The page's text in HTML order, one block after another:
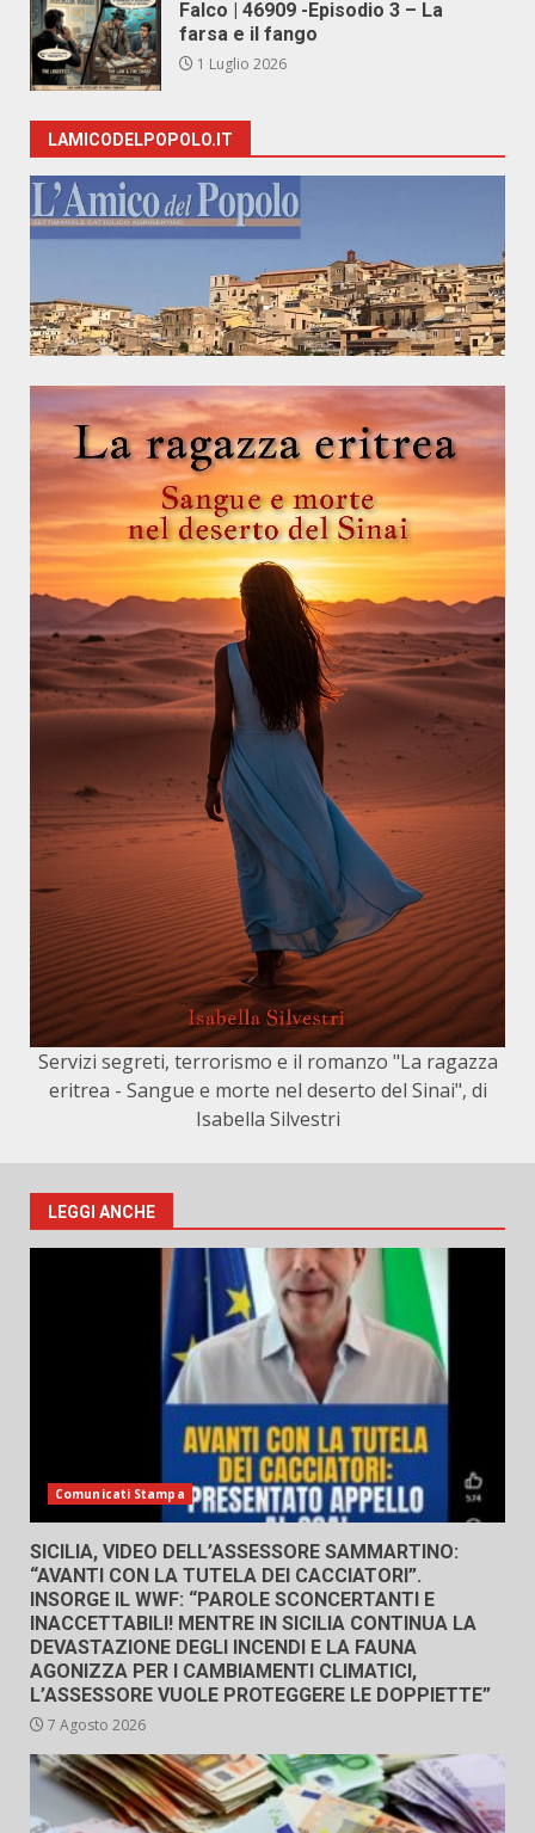
Falco | 46909 -Episodio 3 – La
farsa e il fango
1 Luglio 2026
LAMICODELPOPOLO.IT
Servizi segreti, terrorismo e il romanzo "La ragazza
eritrea - Sangue e morte nel deserto del Sinai", di
Isabella Silvestri
LEGGI ANCHE
Comunicati Stampa
SICILIA, VIDEO DELL’ASSESSORE SAMMARTINO:
“AVANTI CON LA TUTELA DEI CACCIATORI”.
INSORGE IL WWF: “PAROLE SCONCERTANTI E
INACCETTABILI! MENTRE IN SICILIA CONTINUA LA
DEVASTAZIONE DEGLI INCENDI E LA FAUNA
AGONIZZA PER I CAMBIAMENTI CLIMATICI,
L’ASSESSORE VUOLE PROTEGGERE LE DOPPIETTE”
7 Agosto 2026